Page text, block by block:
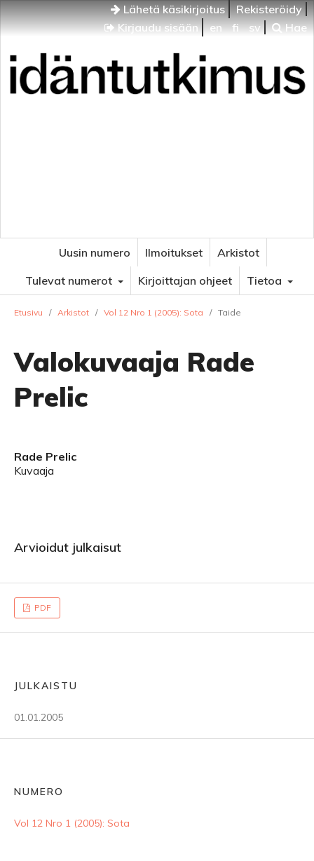
Lähetä käsikirjoitus
Rekisteröidy
Kirjaudu sisään
en fi sv Hae
Uusin numero Ilmoitukset
Arkistot
Tulevat numerot
Kirjoittajan ohjeet Tietoa
Etusivu / Arkistot / Vol 12 Nro 1 (2005): Sota / Taide
Valokuvaaja Rade
Prelic
Rade Prelic
Kuvaaja
Arvioidut julkaisut
PDF
JULKAISTU
01.01.2005
NUMERO
Vol 12 Nro 1 (2005): Sota